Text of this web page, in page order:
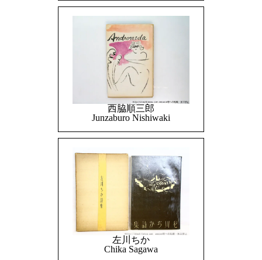
西脇順三郎
Junzaburo Nishiwaki
左川ちか
Chika Sagawa